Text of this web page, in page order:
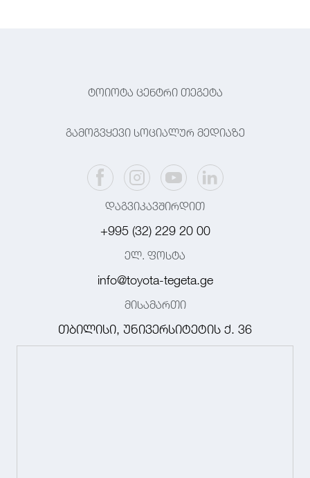
ტოიოტა ცენტრი თეგეტა
გამოგვყევი სოციალურ მედიაზე
დაგვიკავშირდით
+995 (32) 229 20 00
ელ. ფოსტა
info@toyota-tegeta.ge
მისამართი
თბილისი, უნივერსიტეტის ქ. 36